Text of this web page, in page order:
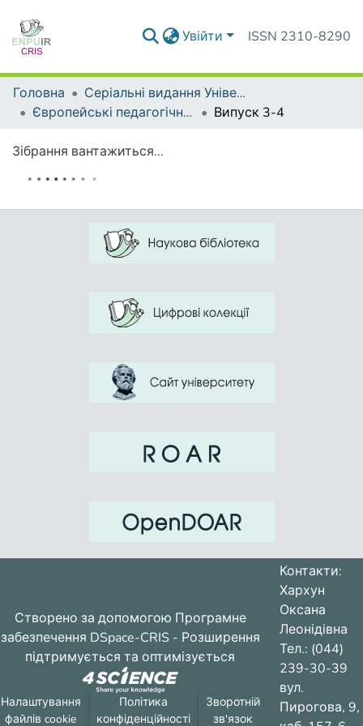
Увійти ISSN 2310-8290
Головна
Серіальні видання Університету
Європейські педагогічні студії
Випуск 3-4
Зібрання вантажиться...
Створено за допомогою Програмне
забезпечення DSpace-CRIS - Розширення
підтримується та оптимізується
Налаштування
файлів cookie
Політика
конфіденційності
Зворотній
зв'язок
Контакти:
Хархун
Оксана
Леонідівна
Тел.: (044)
239-30-39
вул.
Пирогова, 9,